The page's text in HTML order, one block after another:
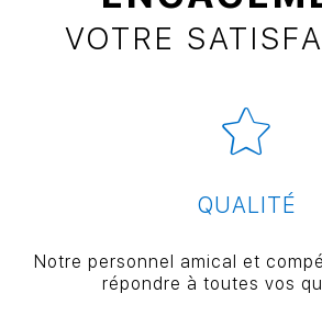
VOTRE
QUALITÉ
Notre personnel amical et
répondre à toutes vos